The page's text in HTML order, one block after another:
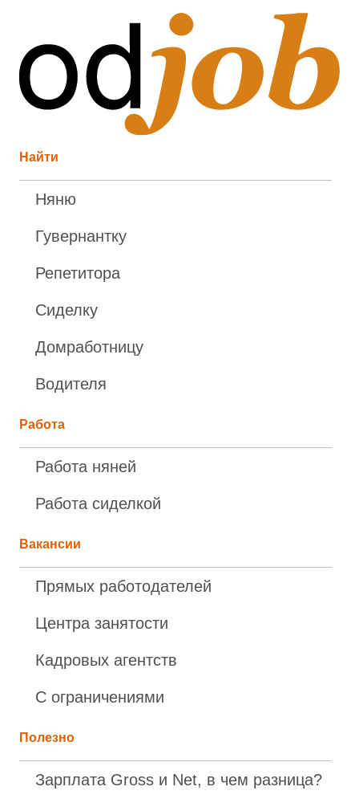
Найти
Няню
Гувернантку
Репетитора
Сиделку
Домработницу
Водителя
Работа
Работа няней
Работа сиделкой
Вакансии
Прямых работодателей
Центра занятости
Кадровых агентств
С ограничениями
Полезно
Зарплата Gross и Net, в чем разница?